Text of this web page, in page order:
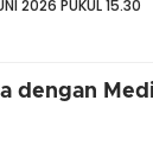
2026 PUKUL 15.30
dengan